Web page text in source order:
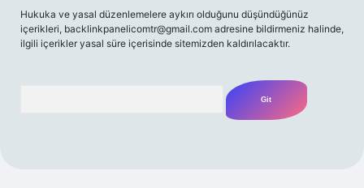
Hukuka ve yasal düzenlemelere aykırı olduğunu düşündüğünüz
içerikleri, backlinkpanelicomtr@gmail.com adresine bildirmeniz halinde,
ilgili içerikler yasal süre içerisinde sitemizden kaldırılacaktır.